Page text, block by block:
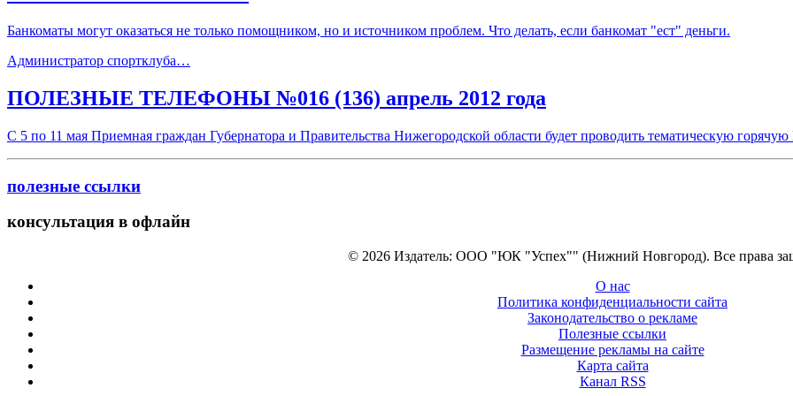
Банкоматы могут оказаться не только помощником, но и источником проблем. Что делать, если банкомат "ест" деньги.
Администратор спортклуба…
ПОЛЕЗНЫЕ ТЕЛЕФОНЫ №016 (136) апрель 2012 года
С 5 по 11 мая Приемная граждан Губернатора и Правительства Нижегородской области будет проводить тематическую
полезные ссылки
консультация в офлайн
© 2026 Издатель: ООО "ЮК "Успех"" (Нижний Новгород). Все права
О нас
Политика конфиденциальности сайта
Законодательство о рекламе
Полезные ссылки
Размещение рекламы на сайте
Карта сайта
Канал RSS